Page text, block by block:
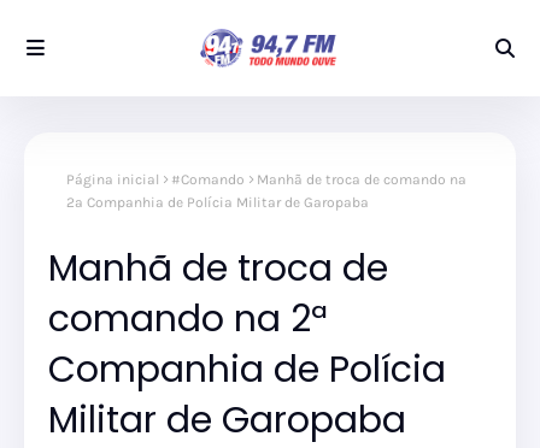
Página inicial #Comando
Manhã de troca de comando na
2ª Companhia de Polícia Militar de Garopaba
Manhã de troca de
comando na 2ª
Companhia de Polícia
Militar de Garopaba